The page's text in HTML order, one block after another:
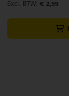
€ 2,55